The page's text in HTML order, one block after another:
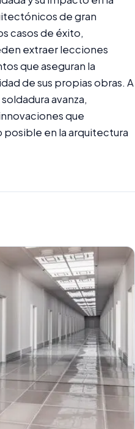
de gran
casos de éxito,
extraer lecciones
que aseguran la
de sus propias obras. A
avanza,
que
posible en la arquitectura